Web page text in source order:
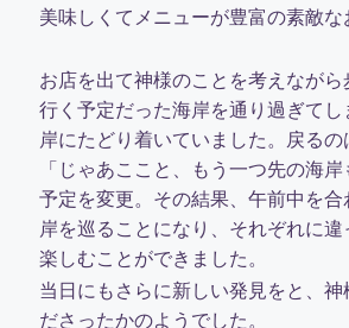
美味しくてメニューが豊富の素敵な
お店を出て神様のことを考えながら
行く予定だった海岸を通り過ぎてし
岸にたどり着いていました。戻るの
「じゃあここと、もう一つ先の海
予定を変更。その結果、午前中を合
岸を巡ることになり、それぞれに
楽しむことができました。
当日にもさらに新しい発見をと、神
ださったかのようでした。